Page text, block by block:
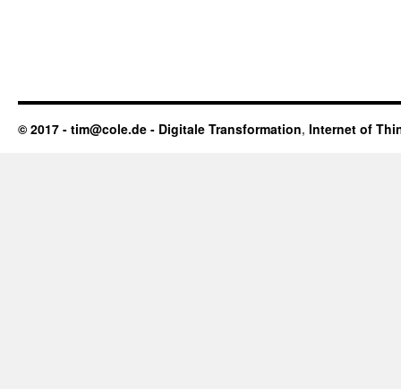
© 2017 - tim@cole.de - Digitale Transformation, Internet of